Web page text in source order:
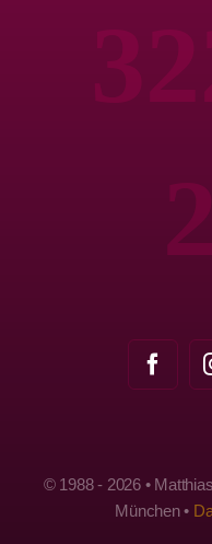
© 1988 - 2026 •
München •